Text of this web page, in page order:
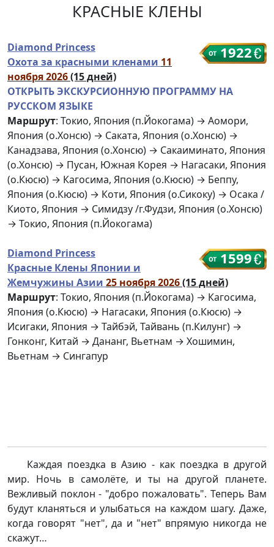
КРАСНЫЕ КЛЕНЫ
1922
Diamond Princess
Охота за красными кленами 11
ноября 2026(15 дней)
ОТКРЫТЬ ЭКСКУРСИОННУЮ ПРОГРАММУ НА
РУССКОМ ЯЗЫКЕ
Маршрут: Токио, Япония (п.Йокогама) → Аомори,
Япония (о.Хонсю) → Саката, Япония (о.Хонсю) →
Канадзава, Япония (о.Хонсю) → Сакаиминато, Япония
(о.Хонсю) → Пусан, Южная Корея → Нагасаки, Япония
(о.Кюсю) → Кагосима, Япония (о.Кюсю) → Беппу,
Япония (о.Кюсю) → Коти, Япония (о.Сикоку) → Осака /
Киото, Япония → Симидзу /г.Фудзи, Япония (о.Хонсю)
→ Токио, Япония (п.Йокогама)
1599
Diamond Princess
Красные Клены Японии и
Жемчужины Азии 25 ноября 2026(15 дней)
Маршрут: Токио, Япония (п.Йокогама) → Кагосима,
Япония (о.Кюсю) → Нагасаки, Япония (о.Кюсю) →
Исигаки, Япония → Тайбэй, Тайвань (п.Килунг) →
Гонконг, Китай → Дананг, Вьетнам → Хошимин,
Вьетнам → Сингапур
Каждая поездка в Азию - как поездка в другой
мир. Ночь в самолёте, и ты на другой планете.
Вежливый поклон - "добро пожаловать". Теперь Вам
будут кланяться и улыбаться на каждом шагу. Даже,
когда говорят "нет", да и "нет" впрямую никогда не
скажут…